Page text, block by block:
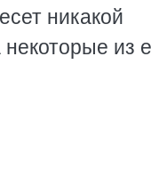
никакой
из